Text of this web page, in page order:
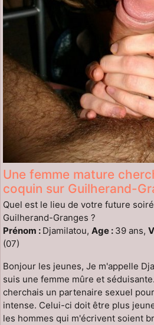
Une femme mature
coquin sur Guilherand-
Quel est le lieu de votre future
Guilherand-Granges ?
Prénom : Djamilatou, Age : 39 ans,
(07)
Bonjour les jeunes, Je m'appelle
suis une femme mûre et
cherchais un partenaire sexuel
intense. Celui-ci doit être plus
les hommes qui m'écrivent soient